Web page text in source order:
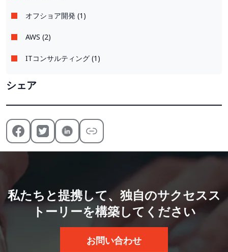
オフショア開発 (1)
AWS (2)
ITコンサルティング (1)
シェア
私たちと提携して、独自のサクセスス
トーリーを構築してください
お問い合わせ